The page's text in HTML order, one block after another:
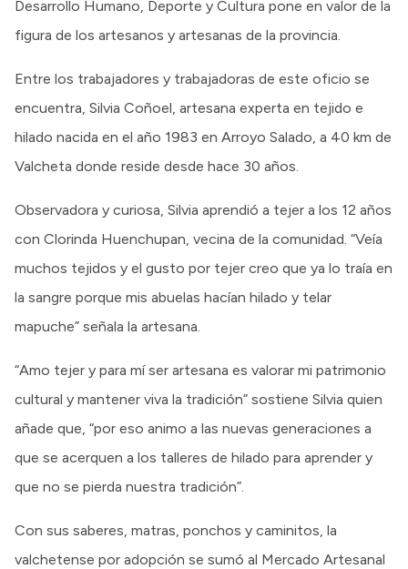
Desarrollo Humano, Deporte y Cultura pone en valor de la
figura de los artesanos y artesanas de la provincia.
Entre los trabajadores y trabajadoras de este oficio se
encuentra, Silvia Coñoel, artesana experta en tejido e
hilado nacida en el año 1983 en Arroyo Salado, a 40 km de
Valcheta donde reside desde hace 30 años.
Observadora y curiosa, Silvia aprendió a tejer a los 12 años
con Clorinda Huenchupan, vecina de la comunidad. “Veía
muchos tejidos y el gusto por tejer creo que ya lo traía en
la sangre porque mis abuelas hacían hilado y telar
mapuche” señala la artesana.
“Amo tejer y para mí ser artesana es valorar mi patrimonio
cultural y mantener viva la tradición” sostiene Silvia quien
añade que, “por eso animo a las nuevas generaciones a
que se acerquen a los talleres de hilado para aprender y
que no se pierda nuestra tradición”.
Con sus saberes, matras, ponchos y caminitos, la
valchetense por adopción se sumó al Mercado Artesanal